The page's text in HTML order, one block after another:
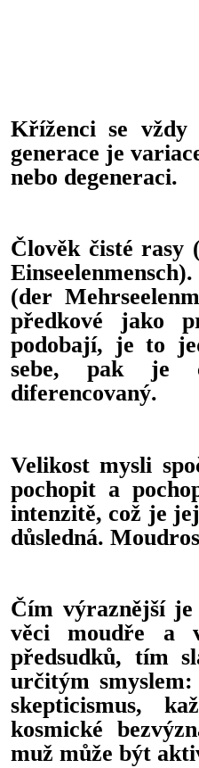
Kříženci se
generace je
nebo degeneraci.
Člověk čisté rasy
(der
předkové jako
podobají, je to
sebe, pak je
diferencovaný.
Velikost mysli
pochopit a
intenzitě, což je
důsledná.
Čím výraznější je
věci moudře a
předsudků, tím
určitým
skepticismus,
kosmické
muž může být